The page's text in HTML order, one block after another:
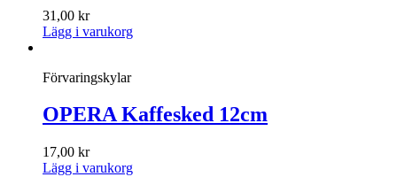
31,00 kr
Lägg i varukorg
Förvaringskylar
OPERA Kaffesked 12cm
17,00 kr
Lägg i varukorg